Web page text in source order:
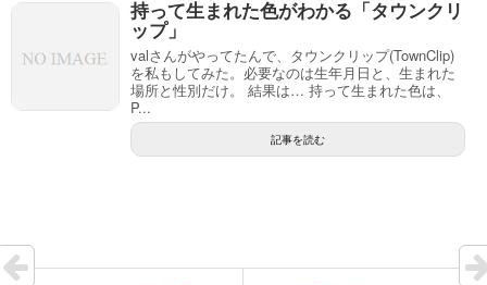
持って生まれた色がわかる「タウンクリ
ップ」
valさんがやってたんで、タウンクリップ(TownClip)
を私もしてみた。必要なのは生年月日と、生まれた
場所と性別だけ。 結果は… 持って生まれた色は、
P...
記事を読む